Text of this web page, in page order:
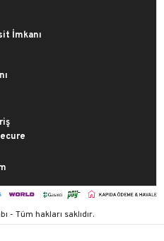
İmkanı
- Tüm hakları saklıdır.